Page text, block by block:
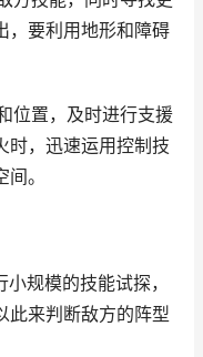
，要利用地形和障碍
位置，及时进行支援
时，迅速运用控制技
间。
规模的技能试探，
此来判断敌方的阵型